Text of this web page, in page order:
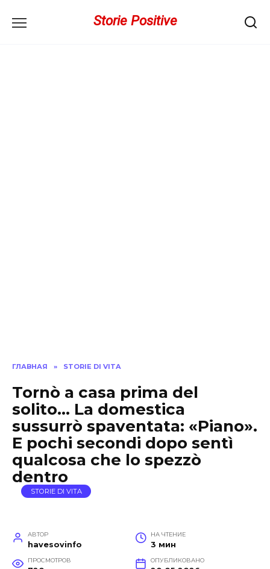
Storie Positive
ГЛАВНАЯ » STORIE DI VITA
Tornò a casa prima del
solito… La domestica
sussurrò spaventata: «Piano».
E pochi secondi dopo sentì
qualcosa che lo spezzò
dentro
STORIE DI VITA
АВТОР
havesovinfo
НА ЧТЕНИЕ
3 мин
ПРОСМОТРОВ ОПУБЛИКОВАНО